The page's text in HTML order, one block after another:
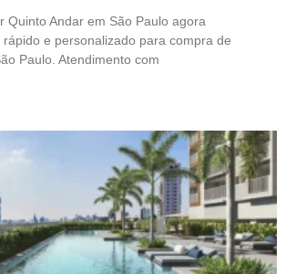
Andar em São Paulo agora
e personalizado para compra de
Paulo. Atendimento com